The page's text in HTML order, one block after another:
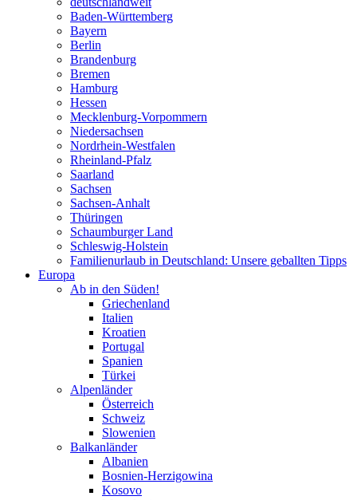
Baden-Württemberg
Bayern
Berlin
Brandenburg
Bremen
Hamburg
Hessen
Mecklenburg-Vorpommern
Niedersachsen
Nordrhein-Westfalen
Rheinland-Pfalz
Saarland
Sachsen
Sachsen-Anhalt
Thüringen
Schaumburger Land
Schleswig-Holstein
Familienurlaub in Deutschland: Unsere geballten Tipps
Europa
Ab in den Süden!
Griechenland
Italien
Kroatien
Portugal
Spanien
Türkei
Alpenländer
Österreich
Schweiz
Slowenien
Balkanländer
Albanien
Bosnien-Herzigowina
Kosovo